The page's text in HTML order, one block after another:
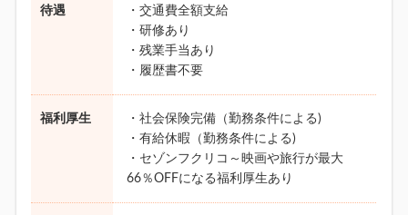
待遇
・交通費全額支給
・研修あり
・残業手当あり
・履歴書不要
福利厚生
・社会保険完備（勤務条件による)
・有給休暇（勤務条件による)
・セゾンフクリコ～映画や旅行が最大
66％OFFになる福利厚生あり